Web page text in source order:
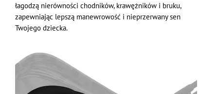
łagodzą nierówności chodników, krawężników i bruku,
zapewniając lepszą manewrowość i nieprzerwany sen
Twojego dziecka.